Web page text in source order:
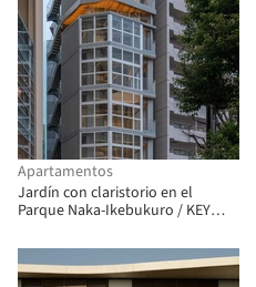
Apartamentos
Jardín con claristorio en el
Parque Naka-Ikebukuro / KEY